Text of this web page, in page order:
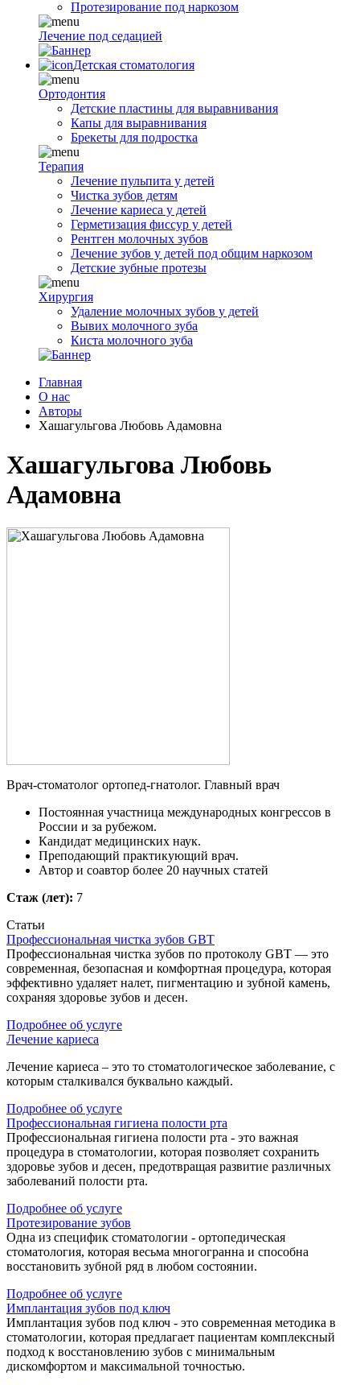
Протезирование под наркозом
Лечение под седацией
Детская стоматология
Ортодонтия
Детские пластины для выравнивания
Капы для выравнивания
Брекеты для подростка
Терапия
Лечение пульпита у детей
Чистка зубов детям
Лечение кариеса у детей
Герметизация фиссур у детей
Рентген молочных зубов
Лечение зубов у детей под общим наркозом
Детские зубные протезы
Хирургия
Удаление молочных зубов у детей
Вывих молочного зуба
Киста молочного зуба
Главная
О нас
Авторы
Хашагульгова Любовь Адамовна
Хашагульгова Любовь
Адамовна
Врач-стоматолог ортопед-гнатолог. Главный врач
Постоянная участница международных конгрессов в
России и за рубежом.
Кандидат медицинских наук.
Преподающий практикующий врач.
Автор и соавтор более 20 научных статей
Стаж (лет): 7
Статьи
Профессиональная чистка зубов GBT
Профессиональная чистка зубов по протоколу GBT — это
современная, безопасная и комфортная процедура, которая
эффективно удаляет налет, пигментацию и зубной камень,
сохраняя здоровье зубов и десен.
Подробнее об услуге
Лечение кариеса
Лечение кариеса – это то стоматологическое заболевание, с
которым сталкивался буквально каждый.
Подробнее об услуге
Профессиональная гигиена полости рта
Профессиональная гигиена полости рта - это важная
процедура в стоматологии, которая позволяет сохранить
здоровье зубов и десен, предотвращая развитие различных
заболеваний полости рта.
Подробнее об услуге
Протезирование зубов
Одна из специфик стоматологии - ортопедическая
стоматология, которая весьма многогранна и способна
восстановить зубной ряд в любом состоянии.
Подробнее об услуге
Имплантация зубов под ключ
Имплантация зубов под ключ - это современная методика в
стоматологии, которая предлагает пациентам комплексный
подход к восстановлению зубов с минимальным
дискомфортом и максимальной точностью.